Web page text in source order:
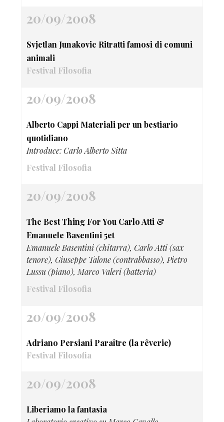
20/09/2008
Svjetlan Junakovic Ritratti famosi di comuni
animali
Festival Filosofia
20/09/2008
Alberto Cappi Materiali per un bestiario
quotidiano
Introduce: Carlo Alberto Sitta
Festival Filosofia
20/09/2008
The Best Thing For You Carlo Atti &
Emanuele Basentini 5et
Emanuele Basentini (chitarra), Carlo Atti (sax
tenore), Giuseppe Talone (contrabbasso), Pietro
Lussu (piano), Marco Valeri (batteria)
Festival Filosofia
20/09/2008
Adriano Persiani Paraître (la rêverie)
Festival Filosofia
20/09/2008
Liberiamo la fantasia